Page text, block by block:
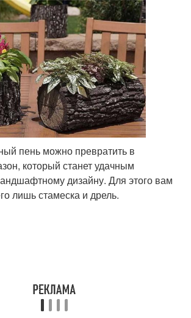
пень можно превратить в
который станет удачным
дизайну. Для этого вам
лишь стамеска и дрель.